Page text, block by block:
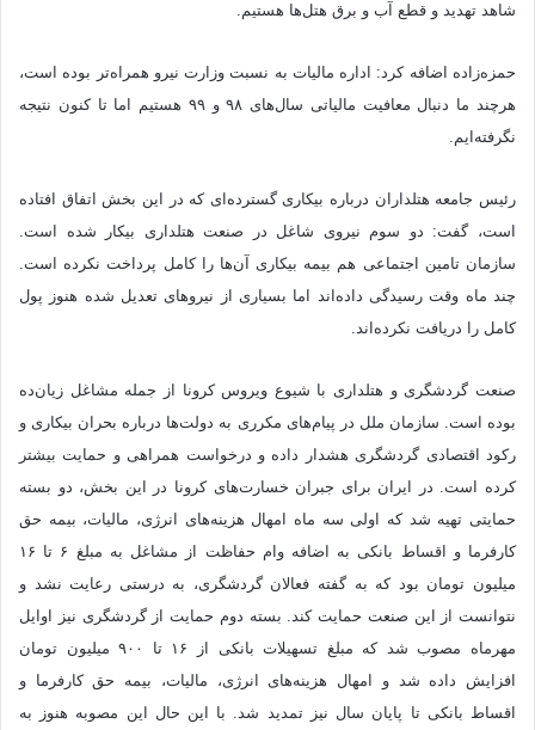
شاهد تهدید و قطع آب و برق هتل‌ها هستیم.
حمزه‌زاده اضافه کرد: اداره مالیات به نسبت وزارت نیرو همراه‌تر بوده است،
هرچند ما دنبال معافیت مالیاتی سال‌های ۹۸ و ۹۹ هستیم اما تا کنون نتیجه
نگرفته‌ایم.
رئیس جامعه هتلداران درباره بیکاری گسترده‌ای که در این بخش اتفاق افتاده
است، گفت: دو سوم نیروی شاغل در صنعت هتلداری بیکار شده است.
سازمان تامین اجتماعی هم بیمه بیکاری آن‌ها را کامل پرداخت نکرده است.
چند ماه وقت رسیدگی داده‌اند اما بسیاری از نیروهای تعدیل شده هنوز پول
کامل را دریافت نکرده‌اند.
صنعت گردشگری و هتلداری با شیوع ویروس کرونا از جمله مشاغل زیان‌ده
بوده است. سازمان ملل در پیام‌های مکرری به دولت‌ها درباره بحران بیکاری و
رکود اقتصادی گردشگری هشدار داده و درخواست همراهی و حمایت بیشتر
کرده است. در ایران برای جبران خسارت‌های کرونا در این بخش، دو بسته
حمایتی تهیه شد که اولی سه ماه امهال هزینه‌های انرژی، مالیات، بیمه حق
کارفرما و اقساط بانکی به اضافه وام حفاظت از مشاغل به مبلغ ۶ تا ۱۶
میلیون تومان بود که به گفته فعالان گردشگری، به درستی رعایت نشد و
نتوانست از این صنعت حمایت کند. بسته دوم حمایت از گردشگری نیز اوایل
مهرماه مصوب شد که مبلغ تسهیلات بانکی از ۱۶ تا ۹۰۰ میلیون تومان
افزایش داده شد و امهال هزینه‌های انرژی، مالیات، بیمه حق کارفرما و
اقساط بانکی تا پایان سال نیز تمدید شد. با این حال این مصوبه هنوز به